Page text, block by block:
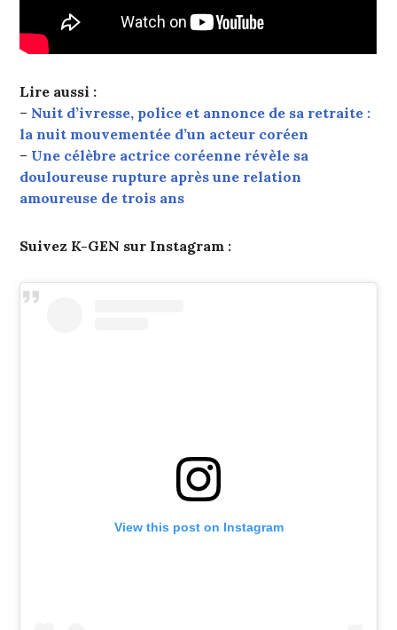
Lire aussi :
– Nuit d’ivresse, police et annonce de sa retraite :
la nuit mouvementée d’un acteur coréen
– Une célèbre actrice coréenne révèle sa
douloureuse rupture après une relation
amoureuse de trois ans
Suivez K-GEN sur Instagram :
View this post on Instagram